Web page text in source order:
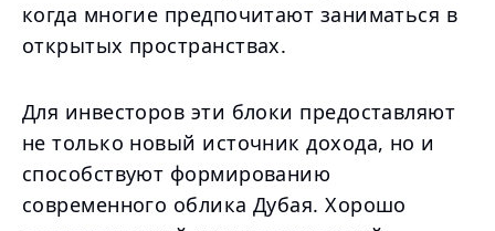
когда многие предпочитают заниматься в
открытых пространствах.
Для инвесторов эти блоки предоставляют
не только новый источник дохода, но и
способствуют формированию
современного облика Дубая. Хорошо